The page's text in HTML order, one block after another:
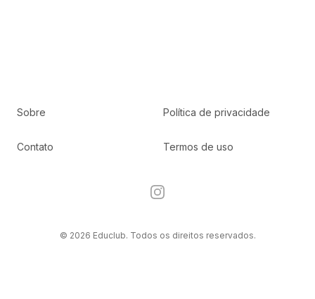
Sobre
Contato
Política de privacidade
Termos de uso
Instagram
© 2026 Educlub. Todos os direitos reservados.